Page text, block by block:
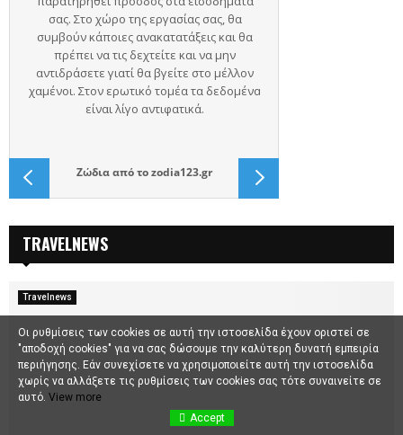
Ζώδιααπό τοzodia123.gr
TRAVELNEWS
Travelnews
Οι ρυθμίσεις των cookies σε αυτή την ιστοσελίδα έχουν οριστεί σε
"αποδοχή cookies" για να σας δώσουμε την καλύτερη δυνατή εμπειρία
περιήγησης. Εάν συνεχίσετε να χρησιμοποιείτε αυτή την ιστοσελίδα
χωρίς να αλλάξετε τις ρυθμίσεις των cookies σας τότε συναινείτε σε
αυτό. View more
Accept